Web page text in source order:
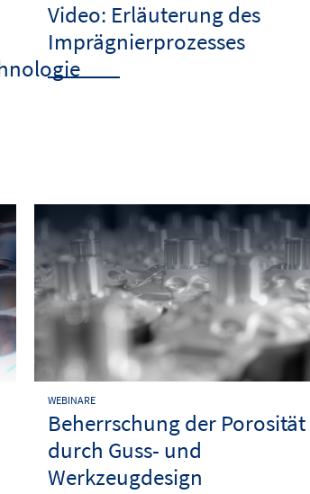
Video: Erläuterung des
Imprägnierprozesses
WEBINARE
Beherrschung der Porosität
durch Guss- und
Werkzeugdesign